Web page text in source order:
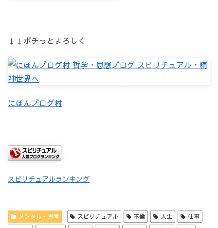
↓↓ポチっとよろしく
にほんブログ村
スピリチュアルランキング
メンタル・思考 スピリチュアル 不倫 人生
仕事